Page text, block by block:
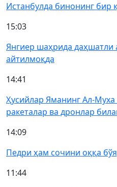
Истанбулда бинонинг бир
15:03
Янгиер шаҳрида даҳшатли
айтилмоқда
14:41
Ҳусийлар Яманинг Ал-Муха
ракеталар ва дронлар
14:09
Педри ҳам сочини оққа
11:44